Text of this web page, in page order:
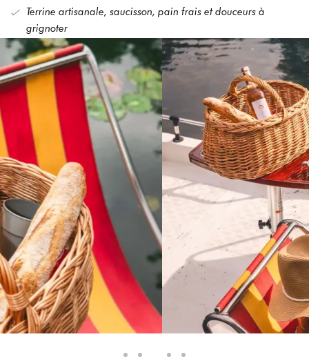
Terrine artisanale, saucisson, pain frais et douceurs à
grignoter
Réservations
SÉJOUR
RESTAURANT/GUINGUETTE